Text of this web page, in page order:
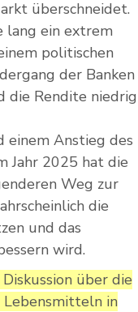
überschneidet.
lang ein extrem
politischen
der Banken
die Rendite niedrig
einem Anstieg des
Jahr 2025 hat die
Weg zur
die
und das
wird.
über die
in